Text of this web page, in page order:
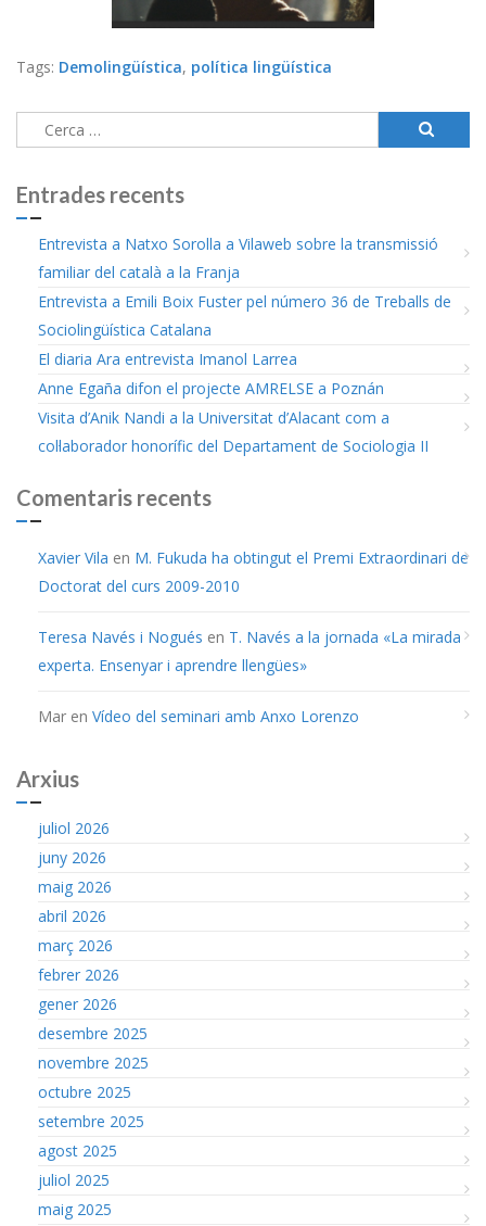
Tags: Demolingüística, política lingüística
Cerca:
Entrades recents
Entrevista a Natxo Sorolla a Vilaweb sobre la transmissió
familiar del català a la Franja
Entrevista a Emili Boix Fuster pel número 36 de Treballs de
Sociolingüística Catalana
El diaria Ara entrevista Imanol Larrea
Anne Egaña difon el projecte AMRELSE a Poznán
Visita d’Anik Nandi a la Universitat d’Alacant com a
col·laborador honorífic del Departament de Sociologia II
Comentaris recents
Xavier Vila en M. Fukuda ha obtingut el Premi Extraordinari de
Doctorat del curs 2009-2010
Teresa Navés i Nogués en T. Navés a la jornada «La mirada
experta. Ensenyar i aprendre llengües»
Mar en Vídeo del seminari amb Anxo Lorenzo
Arxius
juliol 2026
juny 2026
maig 2026
abril 2026
març 2026
febrer 2026
gener 2026
desembre 2025
novembre 2025
octubre 2025
setembre 2025
agost 2025
juliol 2025
maig 2025